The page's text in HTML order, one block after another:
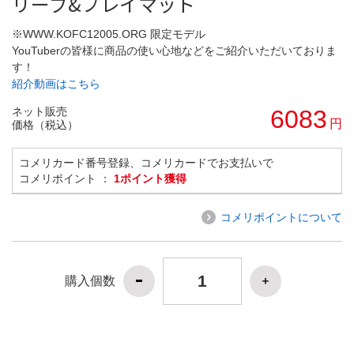
※WWW.KOFC12005.ORG 限定モデル
YouTuberの皆様に商品の使い心地などをご紹介いただいておりま
す！
紹介動画はこちら
ネット販売
価格（税込）
6083 円
コメリカード番号登録、コメリカードでお支払いで
コメリポイント ： 1ポイント獲得
コメリポイントについて
購入個数